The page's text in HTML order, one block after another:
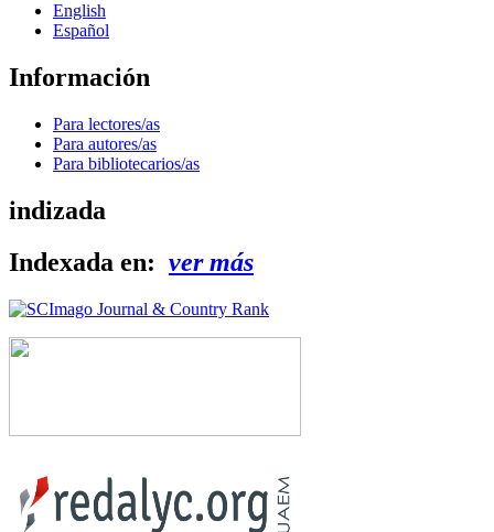
English
Español
Información
Para lectores/as
Para autores/as
Para bibliotecarios/as
indizada
Indexada en: ver más